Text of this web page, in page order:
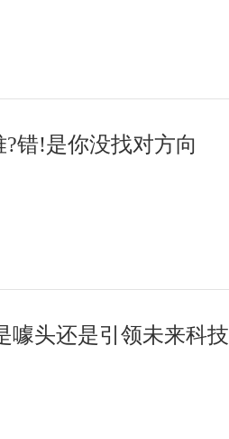
错!是你没找对方向
噱头还是引领未来科技